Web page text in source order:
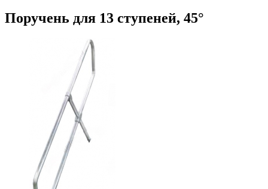
Поручень для 13 ступеней, 45°